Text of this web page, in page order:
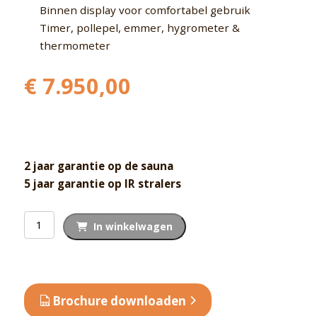
Binnen display voor comfortabel gebruik
Timer, pollepel, emmer, hygrometer &
thermometer
€ 7.950,00
2 jaar garantie op de sauna
5 jaar garantie op IR stralers
Combi
Deluxe
In winkelwagen
Brochure downloaden